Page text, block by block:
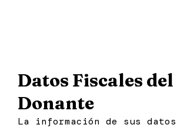
Datos Fiscales del
Donante
La información de sus